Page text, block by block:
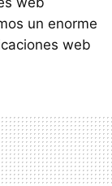
un enorme
web